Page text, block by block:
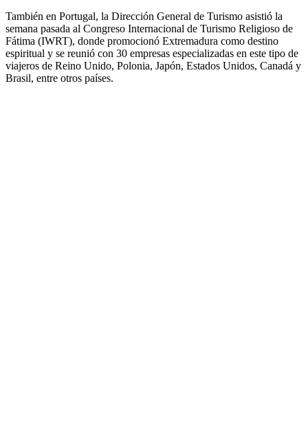
También en Portugal, la Dirección General de Turismo asistió la
semana pasada al Congreso Internacional de Turismo Religioso de
Fátima (IWRT), donde promocionó Extremadura como destino
espiritual y se reunió con 30 empresas especializadas en este tipo de
viajeros de Reino Unido, Polonia, Japón, Estados Unidos, Canadá y
Brasil, entre otros países.